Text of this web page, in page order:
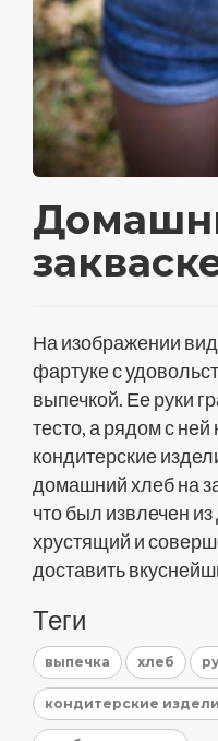
На изображении
фартуке с
выпечкой. Ее руки
тесто, а рядом с
кондитерские
домашний хлеб на
что был извлечен
хрустящий и
доставить
Теги
выпечка хлеб
кондитерские